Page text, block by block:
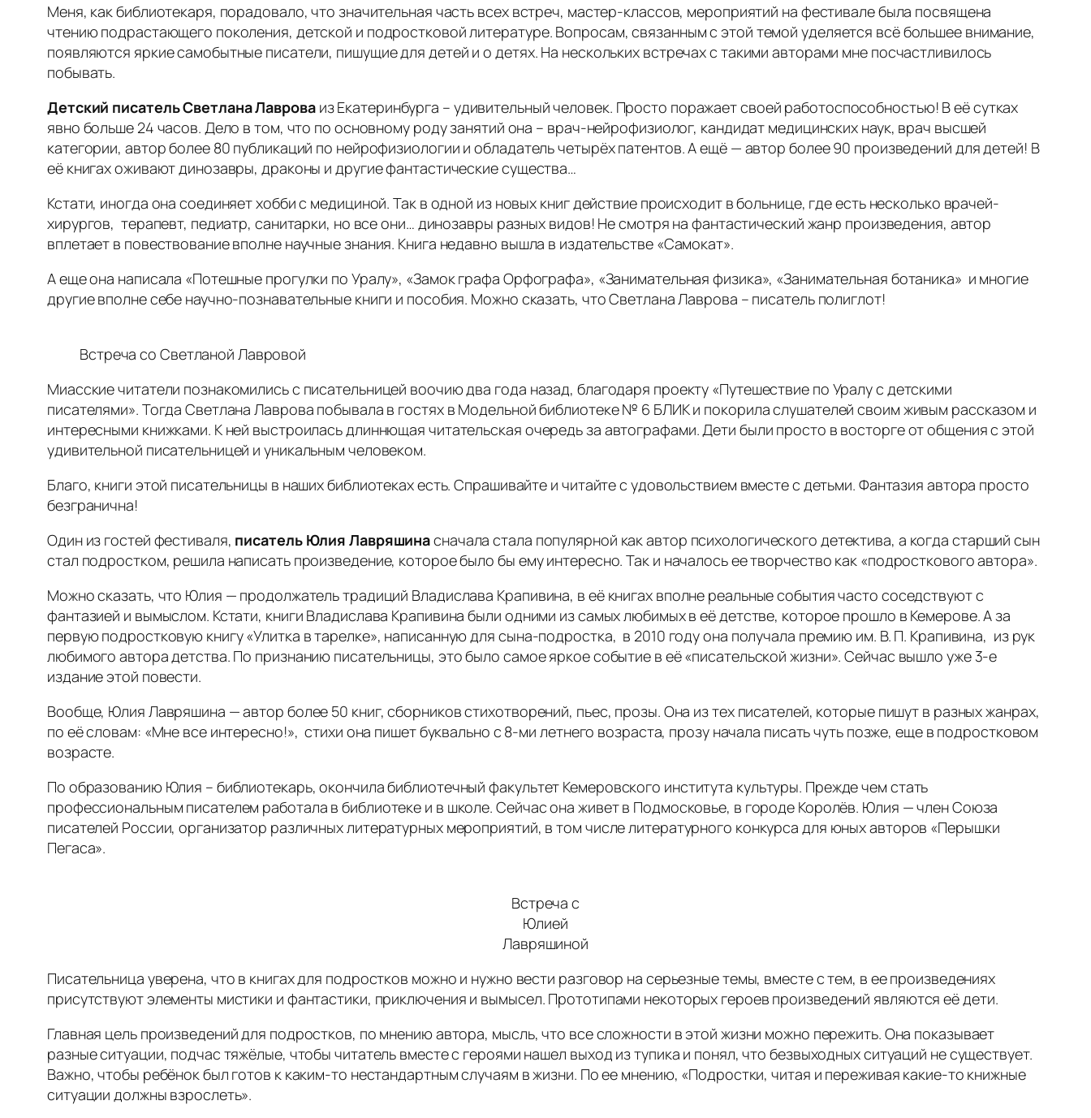
Меня, как библиотекаря, порадовало, что значительная часть всех встреч, мастер-классов, мероприятий на фестивале была посвящена
чтению подрастающего поколения, детской и подростковой литературе. Вопросам, связанным с этой темой уделяется всё большее внимание,
появляются яркие самобытные писатели, пишущие для детей и о детях. На нескольких встречах с такими авторами мне посчастливилось
побывать.
Детский писатель Светлана Лаврова из Екатеринбурга – удивительный человек. Просто поражает своей работоспособностью! В её сутках
явно больше 24 часов. Дело в том, что по основному роду занятий она – врач-нейрофизиолог, кандидат медицинских наук, врач высшей
категории, автор более 80 публикаций по нейрофизиологии и обладатель четырёх патентов. А ещё — автор более 90 произведений для детей! В
её книгах оживают динозавры, драконы и другие фантастические существа…
Кстати, иногда она соединяет хобби с медициной. Так в одной из новых книг действие происходит в больнице, где есть несколько врачей-
хирургов, терапевт, педиатр, санитарки, но все они… динозавры разных видов! Не смотря на фантастический жанр произведения, автор
вплетает в повествование вполне научные знания. Книга недавно вышла в издательстве «Самокат».
А еще она написала «Потешные прогулки по Уралу», «Замок графа Орфографа», «Занимательная физика», «Занимательная ботаника» и многие
другие вполне себе научно-познавательные книги и пособия. Можно сказать, что Светлана Лаврова – писатель полиглот!
Встреча со Светланой Лавровой
Миасские читатели познакомились с писательницей воочию два года назад, благодаря проекту «Путешествие по Уралу с детскими
писателями». Тогда Светлана Лаврова побывала в гостях в Модельной библиотеке № 6 БЛИК и покорила слушателей своим живым рассказом и
интересными книжками. К ней выстроилась длиннющая читательская очередь за автографами. Дети были просто в восторге от общения с этой
удивительной писательницей и уникальным человеком.
Благо, книги этой писательницы в наших библиотеках есть. Спрашивайте и читайте с удовольствием вместе с детьми. Фантазия автора просто
безгранична!
Один из гостей фестиваля, писатель Юлия Лавряшинасначала стала популярной как автор психологического детектива, а когда старший сын
стал подростком, решила написать произведение, которое было бы ему интересно. Так и началось ее творчество как «подросткового автора».
Можно сказать, что Юлия — продолжатель традиций Владислава Крапивина, в её книгах вполне реальные события часто соседствуют с
фантазией и вымыслом. Кстати, книги Владислава Крапивина были одними из самых любимых в её детстве, которое прошло в Кемерове. А за
первую подростковую книгу «Улитка в тарелке», написанную для сына-подростка, в 2010 году она получала премию им. В. П. Крапивина, из рук
любимого автора детства. По признанию писательницы, это было самое яркое событие в её «писательской жизни». Сейчас вышло уже 3-е
издание этой повести.
Вообще, Юлия Лавряшина — автор более 50 книг, сборников стихотворений, пьес, прозы. Она из тех писателей, которые пишут в разных жанрах,
по её словам: «Мне все интересно!», стихи она пишет буквально с 8-ми летнего возраста, прозу начала писать чуть позже, еще в подростковом
возрасте.
По образованию Юлия – библиотекарь, окончила библиотечный факультет Кемеровского института культуры. Прежде чем стать
профессиональным писателем работала в библиотеке и в школе. Сейчас она живет в Подмосковье, в городе Королёв. Юлия — член Союза
писателей России, организатор различных литературных мероприятий, в том числе литературного конкурса для юных авторов «Перышки
Пегаса».
Встреча с
Юлией
Лавряшиной
Писательница уверена, что в книгах для подростков можно и нужно вести разговор на серьезные темы, вместе с тем, в ее произведениях
присутствуют элементы мистики и фантастики, приключения и вымысел. Прототипами некоторых героев произведений являются её дети.
Главная цель произведений для подростков, по мнению автора, мысль, что все сложности в этой жизни можно пережить. Она показывает
разные ситуации, подчас тяжёлые, чтобы читатель вместе с героями нашел выход из тупика и понял, что безвыходных ситуаций не существует.
Важно, чтобы ребёнок был готов к каким-то нестандартным случаям в жизни. По ее мнению, «Подростки, читая и переживая какие-то книжные
ситуации должны взрослеть».